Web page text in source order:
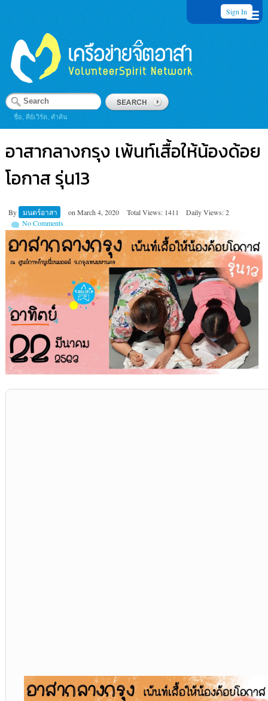
Sign In
ชื่อ, คีย์เวิร์ด, คำค้น
อาสากลางกรุง เพ้นท์เสื้อให้น้องด้อย
โอกาส รุ่น13
By มนตร์อาสา on March 4, 2020 Total Views: 1411
Daily Views: 2
No Comments